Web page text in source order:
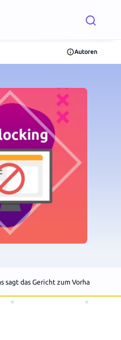
Autoren
sagt das Gericht zum Vorhaben IP-